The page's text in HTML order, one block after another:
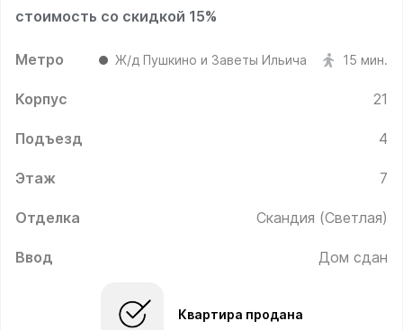
стоимость со скидкой 15%
Метро Ж/д Пушкино и Заветы Ильича 15 мин.
Корпус 21
Подъезд 4
Этаж 7
Отделка Скандия (Светлая)
Ввод Дом сдан
Квартира продана